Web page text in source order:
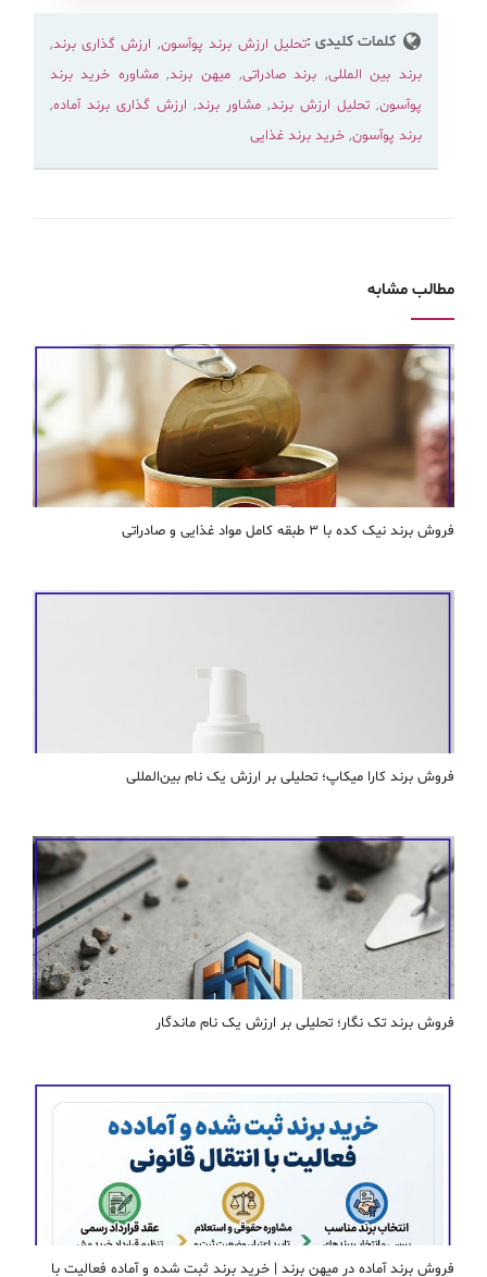
کلمات کلیدی :تحلیل ارزش برند پوآسون, ارزش گذاری برند,
برند بین المللی, برند صادراتی,میهن برند,مشاوره خرید برند
پوآسون,تحلیل ارزش برند,مشاور برند, ارزش گذاری برند آماده,
برند پوآسون, خرید برند غذایی
مطالب مشابه
فروش برند نیک کده با ۳ طبقه کامل مواد غذایی و صادراتی
فروش برند کارا ميكاپ؛ تحلیلی بر ارزش یک نام بین‌المللی
فروش برند تک نگار؛ تحلیلی بر ارزش یک نام ماندگار
فروش برند آماده در میهن برند | خرید برند ثبت شده و آماده فعالیت با